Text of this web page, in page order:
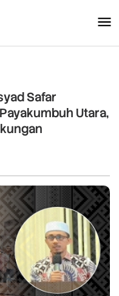
Safar
Utara,